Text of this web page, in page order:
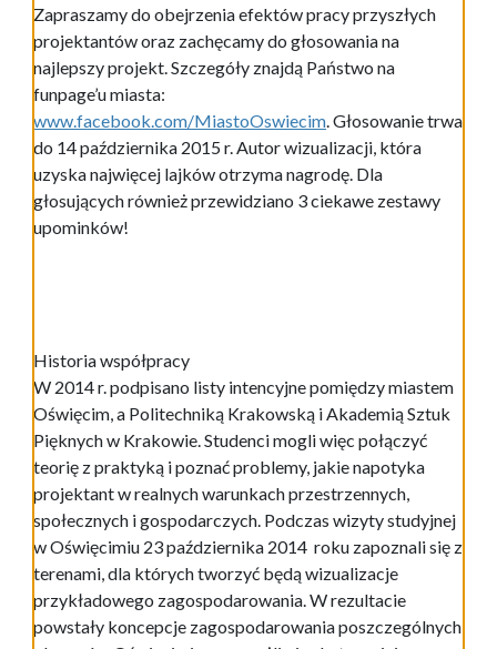
Zapraszamy do obejrzenia efektów pracy przyszłych
projektantów oraz zachęcamy do głosowania na
najlepszy projekt. Szczegóły znajdą Państwo na
funpage’u miasta:
www.facebook.com/MiastoOswiecim. Głosowanie trwa
do 14 października 2015 r. Autor wizualizacji, która
uzyska najwięcej lajków otrzyma nagrodę. Dla
głosujących również przewidziano 3 ciekawe zestawy
upominków!
Historia współpracy
W 2014 r. podpisano listy intencyjne pomiędzy miastem
Oświęcim, a Politechniką Krakowską i Akademią Sztuk
Pięknych w Krakowie. Studenci mogli więc połączyć
teorię z praktyką i poznać problemy, jakie napotyka
projektant w realnych warunkach przestrzennych,
społecznych i gospodarczych. Podczas wizyty studyjnej
w Oświęcimiu 23 października 2014 roku zapoznali się z
terenami, dla których tworzyć będą wizualizacje
przykładowego zagospodarowania. W rezultacie
powstały koncepcje zagospodarowania poszczególnych